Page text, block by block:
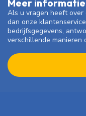
Meer informatie
Als u vragen heeft
dan onze
bedrijfsgegevens,
verschillende manieren